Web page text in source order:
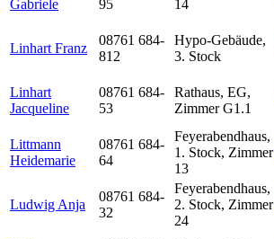
Gabriele
95
14
Linhart Franz
08761 684-
812
Hypo-Gebäude,
3. Stock
Linhart
Jacqueline
08761 684-
53
Rathaus, EG,
Zimmer G1.1
Littmann
Heidemarie
08761 684-
64
Feyerabendhaus,
1. Stock, Zimmer
13
Ludwig Anja
08761 684-
32
Feyerabendhaus,
2. Stock, Zimmer
24